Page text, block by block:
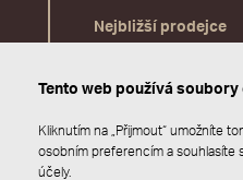
Nejbližší prodejce
Tento web používá soubory
Kliknutím na „Přijmout“ umožníte
osobním preferencím a souhlasíte
účely.